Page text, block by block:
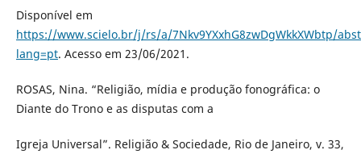
Disponível em
https://www.scielo.br/j/rs/a/7Nkv9YXxhG8zwDgWkkXWbtp/
lang=pt. Acesso em 23/06/2021.
ROSAS, Nina. “Religião, mídia e produção fonográfica: o
Diante do Trono e as disputas com a
Igreja Universal”. Religião & Sociedade, Rio de Janeiro, v. 33,